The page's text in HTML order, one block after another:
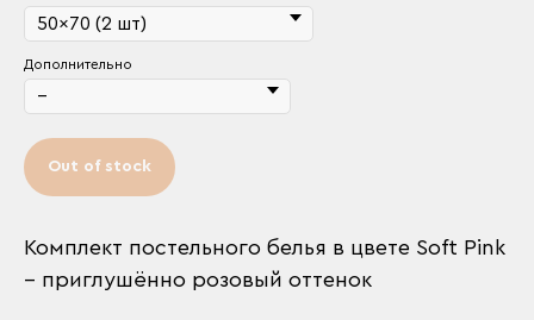
Дополнительно
Out of stock
Комплект постельного белья в цвете Soft Pink
– приглушённо розовый оттенок